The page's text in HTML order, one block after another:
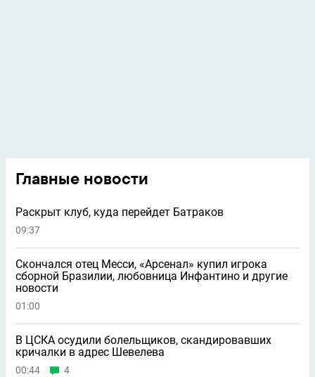
Главные новости
Раскрыт клуб, куда перейдет Батраков
09:37
Скончался отец Месси, «Арсенал» купил игрока
сборной Бразилии, любовница Инфантино и другие
новости
01:00
В ЦСКА осудили болельщиков, скандировавших
кричалки в адрес Шевелева
00:44 4